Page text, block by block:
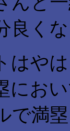
良く
や
お
で満